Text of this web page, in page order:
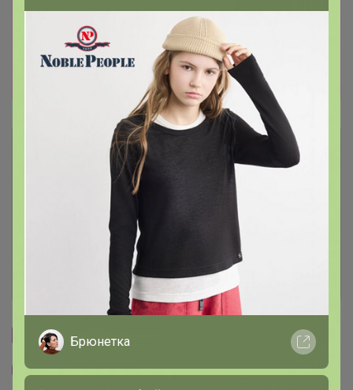
встает до 30 минут! ТЕПЕРЬ МОЖНО
ПЛАТИТЬ ПО КУАР-КОДУ (СБП) ОЧЕНЬ
УДОБНО, БЕЗ ЛИШНИХ ЦИФР И ДАННЫХ
КАРТ! ОТПИСКА ВСТАЕТ СРАЗУ.
Описание
Условия участия
Ключевые даты
История проведённых выкупов
Cтраничка организатора
Другие СП организатора Артемида
Брюнетка